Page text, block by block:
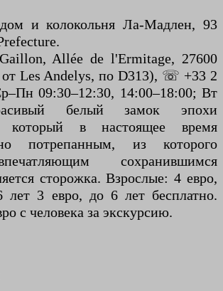
и колокольня Ла-Мадлен, 93
Allée de l'Ermitage, 27600
Les Andelys, по D313), ☏ +33 2
09:30–12:30, 14:00–18:00; Вт
белый замок эпохи
который в настоящее время
потрепанным, из которого
сохранившимся
сторожка. Взрослые: 4 евро,
лет 3 евро, до 6 лет бесплатно.
с человека за экскурсию.